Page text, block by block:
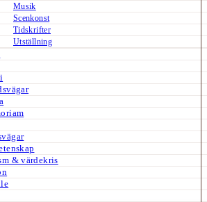
Musik
Scenkonst
Tidskrifter
Utställning
& värdekris